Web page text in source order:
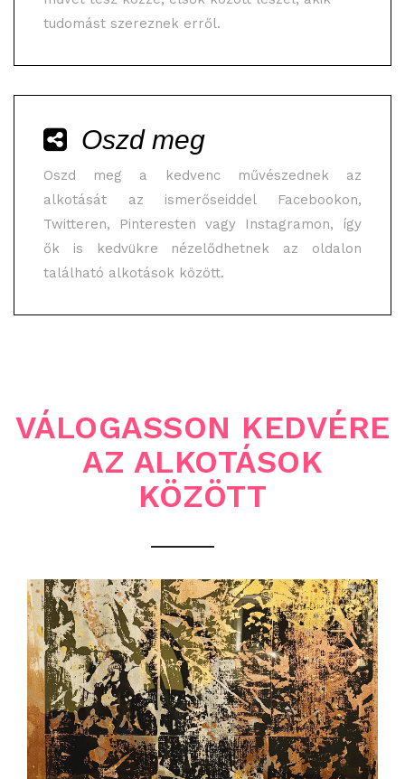
tudomást szereznek erről.
Oszd meg
Oszd meg a kedvenc művészednek az
alkotását az ismerőseiddel Facebookon,
Twitteren, Pinteresten vagy Instagramon, így
ők is kedvükre nézelődhetnek az oldalon
található alkotások között.
VÁLOGASSON KEDVÉRE
AZ ALKOTÁSOK
KÖZÖTT